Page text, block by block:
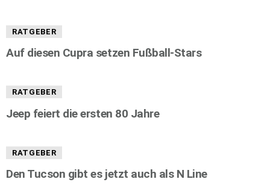
RATGEBER
Auf diesen Cupra setzen Fußball-Stars
RATGEBER
Jeep feiert die ersten 80 Jahre
RATGEBER
Den Tucson gibt es jetzt auch als N Line